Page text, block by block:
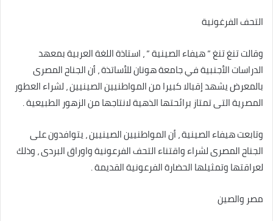
التحف الفرغونية
وقالت تنغ تنغ ” هيفاء الصينية ” ، استاذة اللغة العربية بمعهد
الدراسات الأجنبية في جامعة هونان للأساتذة ، أن الجناح المصرى
بالمعرض يشهد إقبالا كبيرا من المواطنيين الصينيين ، لشراء العطور
المصرية التى تمتاز برائحتها الذهية لانتاجها من الزهور الطبيعية .
وتابعت هيفاء الصينية ، أن المواطنيين الصينيين ، يتوافدون على
الجناح المصرى لشراء واقتناء التحف الفرعونية واوراق البردى ، وذلك
لعراقتها وتمثيلها الحضارة الفرعونية القديمة .
مصر والصين